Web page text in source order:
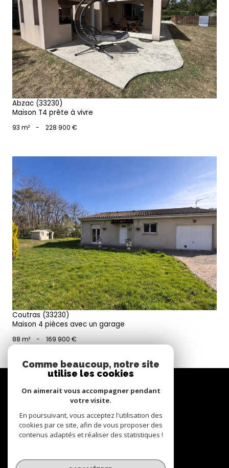
voir le bien
Abzac (33230)
Maison T4 prête à vivre
93 m² - 228 900 €
voir le bien
Coutras (33230)
Maison 4 pièces avec un garage
88 m² - 169 900 €
Se
connecter
espace propriétaire
Nous
Comme beaucoup, notre site
utilise les cookies
On aimerait vous accompagner pendant
votre visite.
En poursuivant, vous acceptez l'utilisation des
cookies par ce site, afin de vous proposer des
contenus adaptés et réaliser des statistiques !